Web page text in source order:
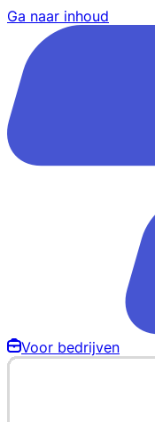
Ga naar inhoud
Voor bedrijven